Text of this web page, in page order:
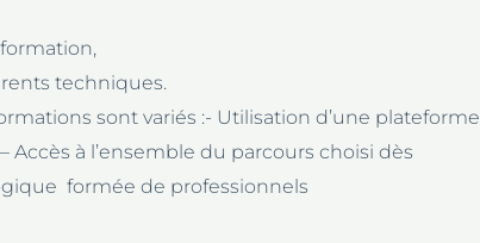
techniques.
sont variés :- Utilisation d’une plateforme
à l’ensemble du parcours choisi dès
formée de professionnels